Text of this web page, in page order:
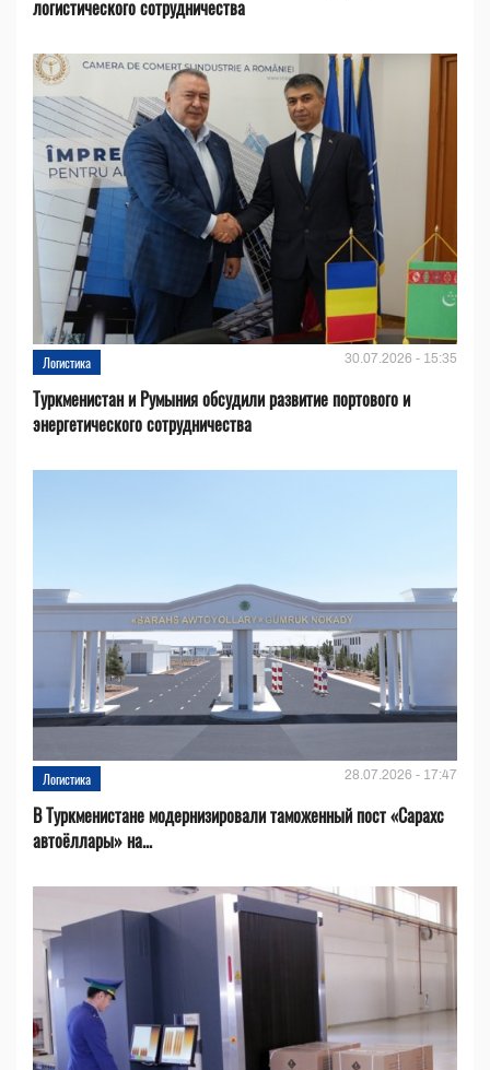
логистического сотрудничества
Логистика 30.07.2026 - 15:35
Туркменистан и Румыния обсудили развитие портового и
энергетического сотрудничества
Логистика 28.07.2026 - 17:47
В Туркменистане модернизировали таможенный пост «Сарахс
автоёллары» на...